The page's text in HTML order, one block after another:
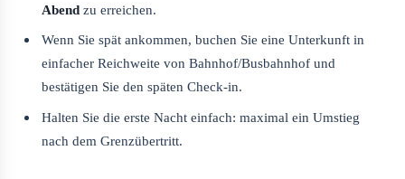
Abend zu erreichen.
Wenn Sie spät ankommen, buchen Sie eine Unterkunft in
einfacher Reichweite von Bahnhof/Busbahnhof und
bestätigen Sie den späten Check-in.
Halten Sie die erste Nacht einfach: maximal ein Umstieg
nach dem Grenzübertritt.